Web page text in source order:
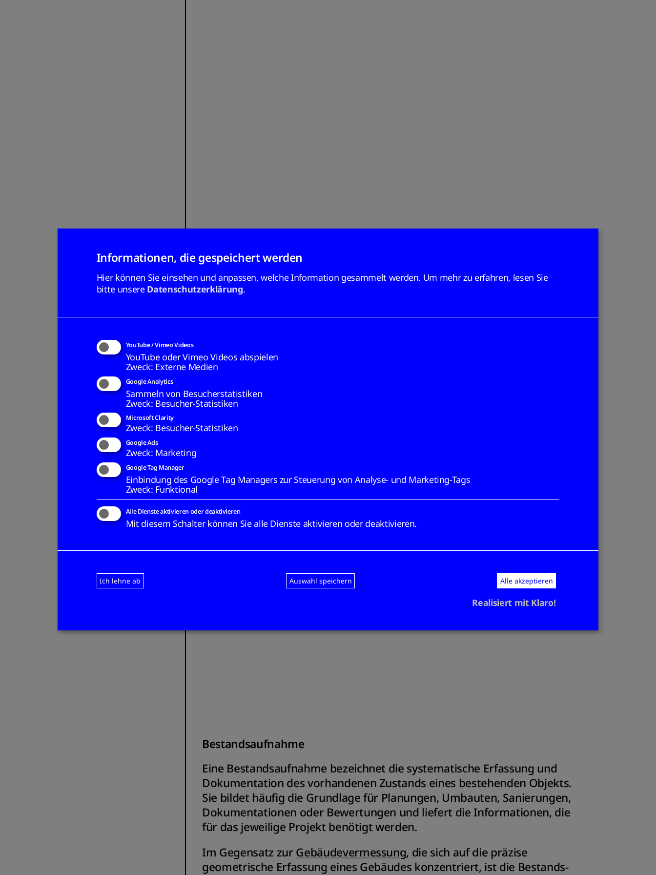
Bestandsaufnahme
Eine Bestandsaufnahme bezeichnet die systematische Erfassung und
Dokumentation des vorhandenen Zustands eines bestehenden Objekts.
Sie bildet häufig die Grundlage für Planungen, Umbauten, Sanierungen,
Dokumentationen oder Bewertungen und liefert die Informationen, die
für das jeweilige Projekt benötigt werden.
Im Gegensatz zurGebäudevermessung, die sich auf die präzise
geometrische Erfassung eines Gebäudes konzentriert, ist die Bestands­
Informationen, die gespeichert werden
Hier können Sie einsehen und anpassen, welche Information gesammelt werden. Um mehr zu erfahren, lesen Sie
bitte unsere Datenschutzerklärung.
YouTube / Vimeo Videos
YouTube oder Vimeo Videos abspielen
Zweck: Externe Medien
Google Analytics
Sammeln von Besucherstatistiken
Zweck: Besucher-Statistiken
Microsoft Clarity
Zweck: Besucher-Statistiken
Google Ads
Zweck: Marketing
Google Tag Manager
Einbindung des Google Tag Managers zur Steuerung von Analyse- und Marketing-Tags
Zweck: Funktional
Alle Dienste aktivieren oder deaktivieren
Mit diesem Schalter können Sie alle Dienste aktivieren oder deaktivieren.
Ich lehne ab Auswahl speichern Alle akzeptieren
Realisiert mit Klaro!